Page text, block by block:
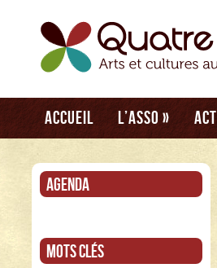
Accueil L’asso »
Agenda
Mots clés